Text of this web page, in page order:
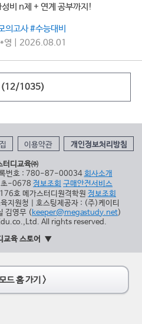
비 n제 + 연계 공부까지!
의고사 #수능대비
영 | 2026.08.01
(12/1035)
이용약관 개인정보처리방침
터디교육㈜
록번호 : 780-87-00034 회사소개
초-0678 정보조회 구매안전서비스
호 메가스터디원격학원 정보조회
지원청 | 호스팅제공자 : (주)케이티
김영무 (keeper@megastudy.net)
All rights reserved.
교육 스토어
드 홈 가기 >